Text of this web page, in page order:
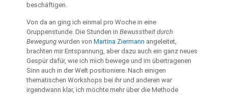
beschäftigen.
Von da an ging ich einmal pro Woche in eine
Gruppenstunde. Die Stunden in Bewusstheit durch
Bewegungwurden von Martina Ziermann angeleitet,
brachten mir Entspannung, aber dazu auch ein ganz neues
Gespür dafür, wie ich mich bewege und im übertragenen
Sinn auch in der Welt positioniere. Nach einigen
thematischen Workshops bei ihr und anderen war
irgendwann klar, ich möchte mehr über die Methode